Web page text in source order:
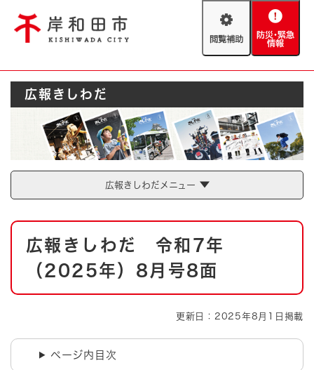
閲
助
防
緊
情
報
Foreign language
やさしい日本語
とじる
防災・緊急情報
ハザードマップ AED設置箇所
とじる
広報きしわだ
広報きしわだメニュー
本
広報きしわだ 令和7年
（2025年）8月号8面
更新日：2025年8月1日掲載
ページ内目次